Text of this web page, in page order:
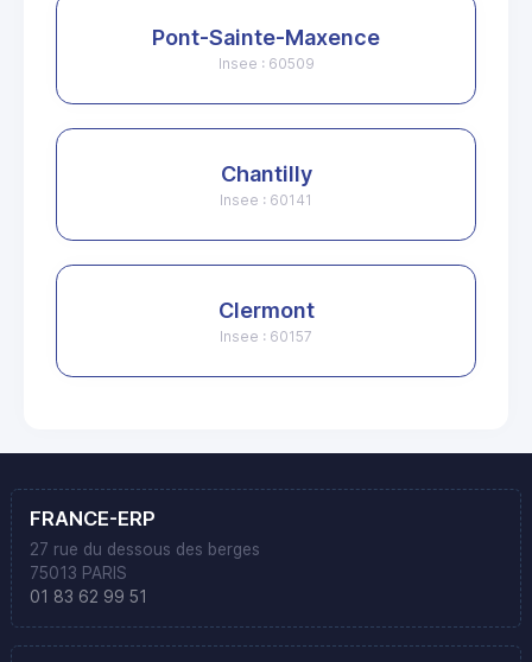
Pont-Sainte-Maxence
Insee : 60509
Chantilly
Insee : 60141
Clermont
Insee : 60157
FRANCE-ERP
27 rue du dessous des berges
75013 PARIS
01 83 62 99 51